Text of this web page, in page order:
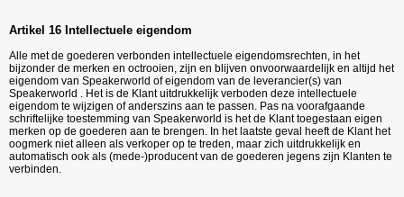
Artikel 16 Intellectuele eigendom
Alle met de goederen verbonden intellectuele eigendomsrechten, in het
bijzonder de merken en octrooien, zijn en blijven onvoorwaardelijk en altijd het
eigendom van Speakerworld of eigendom van de leverancier(s) van
Speakerworld . Het is de Klant uitdrukkelijk verboden deze intellectuele
eigendom te wijzigen of anderszins aan te passen. Pas na voorafgaande
schriftelijke toestemming van Speakerworld is het de Klant toegestaan eigen
merken op de goederen aan te brengen. In het laatste geval heeft de Klant het
oogmerk niet alleen als verkoper op te treden, maar zich uitdrukkelijk en
automatisch ook als (mede-)producent van de goederen jegens zijn Klanten te
verbinden.